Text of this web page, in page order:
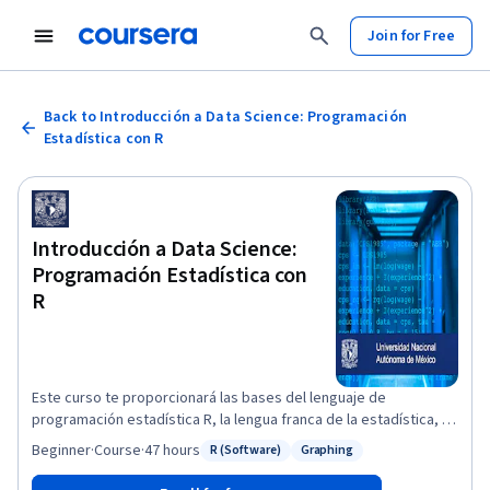
Join for Free
Back to Introducción a Data Science: Programación
Estadística con R
Introducción a Data Science:
Programación Estadística con
R
Este curso te proporcionará las bases del lenguaje de
programación estadística R, la lengua franca de la estadística, el
cual te permitirá escribir programas que lean, manipulen y
analicen datos cuantitativos. Te explicaremos la instalación del
lenguaje; también verás una introducción a los sistemas base de
Status: R (Software)
R (Software)
Status: Graphing
Graphing
Beginner·Course·47 hours